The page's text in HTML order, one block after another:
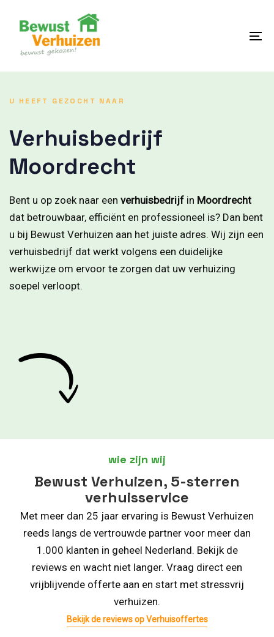
content
U HEEFT GEZOCHT NAAR
Verhuisbedrijf
Moordrecht
Bent u op zoek naar een verhuisbedrijf in Moordrecht
dat betrouwbaar, efficiënt en professioneel is? Dan bent
u bij Bewust Verhuizen aan het juiste adres. Wij zijn een
verhuisbedrijf dat werkt volgens een duidelijke
werkwijze om ervoor te zorgen dat uw verhuizing
soepel verloopt.
wie zijn wij
Bewust Verhuizen, 5-sterren
verhuisservice
Met meer dan 25 jaar ervaring is Bewust Verhuizen
reeds langs de vertrouwde partner voor meer dan
1.000 klanten in geheel Nederland. Bekijk de
reviews en wacht niet langer. Vraag direct een
vrijblijvende offerte aan en start met stressvrij
verhuizen.
Bekijk de reviews op Verhuisoffertes